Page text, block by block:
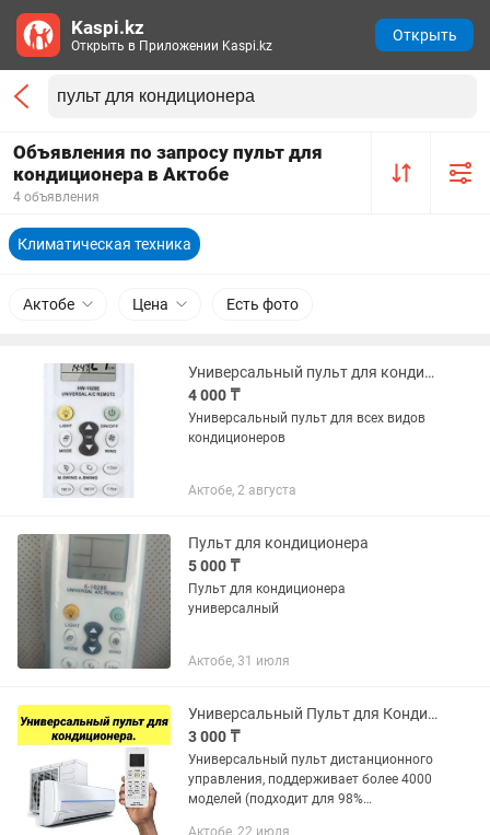
Объявления по запросу пульт для
кондиционера в Актобе
4 объявления
Климатическая техника
Актобе Цена Есть фото
Универсальный пульт для кондиционеров
4 000 ₸
Универсальный пульт для всех видов
кондиционеров
Актобе, 2 августа
Пульт для кондиционера
5 000 ₸
Пульт для кондиционера
универсалный
Актобе, 31 июля
Универсальный Пульт для Кондиционера Кондиционеров и Сплит Систем
3 000 ₸
Универсальный пульт дистанционного
управления, поддерживает более 4000
моделей (подходит для 98%
Актобе, 22 июля
Kaspi.kz
Открыть в Приложении Kaspi.kz
Открыть